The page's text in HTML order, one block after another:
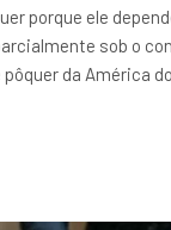
porque ele
sob o
da América